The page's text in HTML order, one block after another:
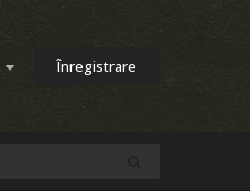
Înregistrare